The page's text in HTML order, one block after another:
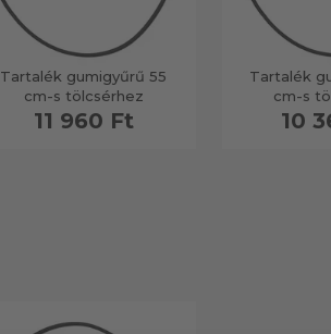
Tartalék gumigyűrű 55
cm-s tölcsérhez
11 960 Ft
Tartalék
cm-s
10